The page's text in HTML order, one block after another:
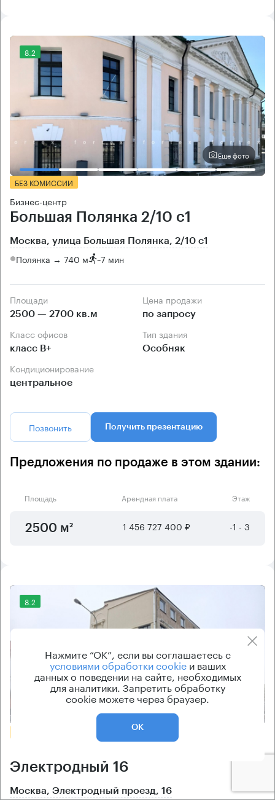
8.2
Еще фото
БЕЗ КОМИССИИ
Бизнес-центр
Большая Полянка 2/10 с1
Москва, улица Большая Полянка, 2/10 с1
Полянка → 740 м ~7 мин
Площади
2500 — 2700 кв.м
Цена продажи
по запросу
Класс офисов
класс B+
Тип здания
Особняк
Кондиционирование
центральное
Позвонить Получить презентацию
Предложения по продаже в этом здании:
Площадь Арендная плата Этаж
2500 м² 1 456 727 400 ₽ -1 - 3
8.2
Электродный 16
Москва, Электродный проезд, 16
Нажмите “ОК”, если вы соглашаетесь с
условиями обработки cookieи ваших
данных о поведении на сайте, необходимых
для аналитики. Запретить обработку
cookie можете через браузер.
ОК